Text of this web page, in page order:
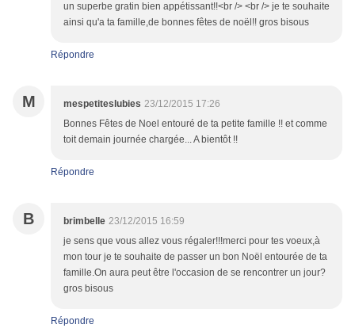
un superbe gratin bien appétissant!!<br /> <br /> je te souhaite
ainsi qu'a ta famille,de bonnes fêtes de noël!! gros bisous
Répondre
M mespetiteslubies 23/12/2015 17:26
Bonnes Fêtes de Noel entouré de ta petite famille !! et comme
toit demain journée chargée... A bientôt !!
Répondre
B brimbelle 23/12/2015 16:59
je sens que vous allez vous régaler!!!merci pour tes voeux,à
mon tour je te souhaite de passer un bon Noël entourée de ta
famille.On aura peut être l'occasion de se rencontrer un jour?
gros bisous
Répondre